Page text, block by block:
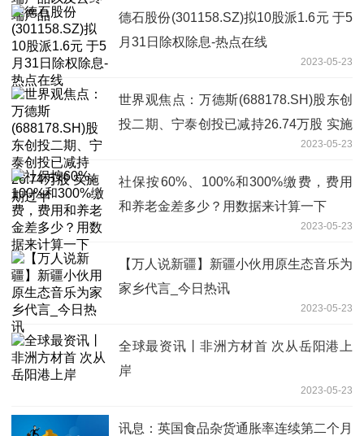
德石股份(301158.SZ)拟10股派1.6元 于5
月31日除权除息-热点在线
2023-05-23
世界观焦点：万德斯(688178.SH)股东创
投二期、宁泰创投已减持26.74万股 实施
2023-05-23
社保按60%、100%和300%缴费，费用
和养老金差多少？用数据来计算一下
2023-05-23
【万人说新疆】新疆小伙用原生态音乐为
家乡代言_今日热讯
2023-05-23
全球最资讯丨非洲方材首 次从岳阳港上
岸
2023-05-23
讯息：英国食品杂货通胀率连续第二个月